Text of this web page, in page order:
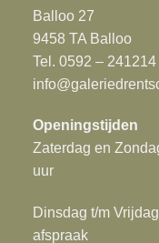
Balloo 27
9458 TA Balloo
Tel. 0592 – 241214
Openingstijden
Zaterdag en
uur
Dinsdag t/m
afspraak